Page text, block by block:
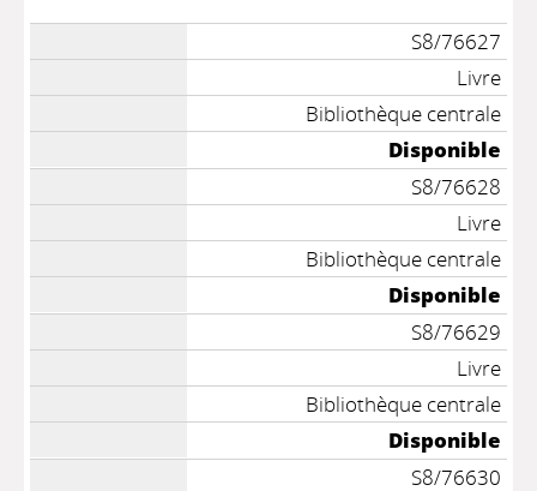
S8/76627
Livre
Bibliothèque centrale
Disponible
S8/76628
Livre
Bibliothèque centrale
Disponible
S8/76629
Livre
Bibliothèque centrale
Disponible
S8/76630